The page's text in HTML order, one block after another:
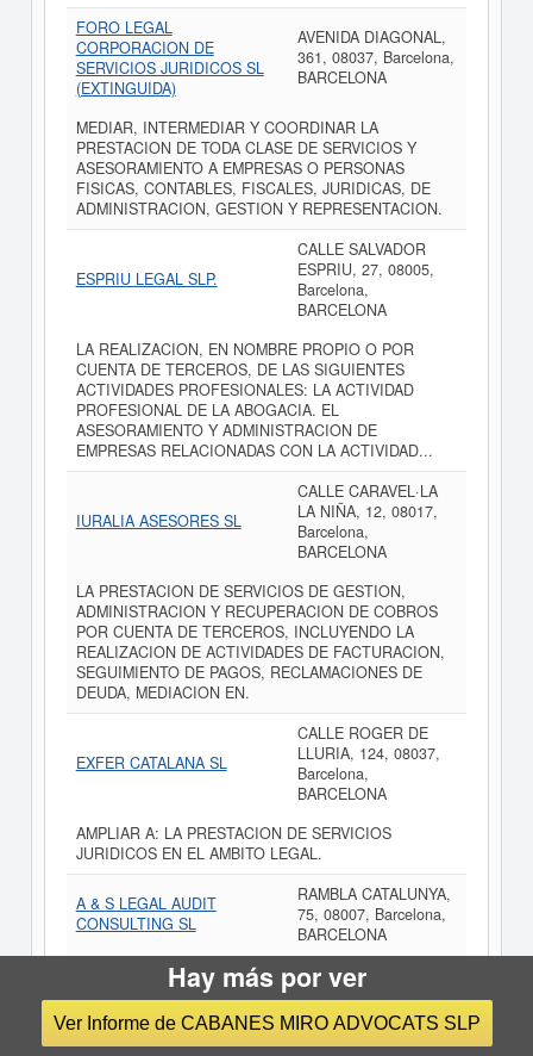
FORO LEGAL
CORPORACION DE
SERVICIOS JURIDICOS SL
(EXTINGUIDA)
AVENIDA DIAGONAL,
361, 08037, Barcelona,
BARCELONA
MEDIAR, INTERMEDIAR Y COORDINAR LA
PRESTACION DE TODA CLASE DE SERVICIOS Y
ASESORAMIENTO A EMPRESAS O PERSONAS
FISICAS, CONTABLES, FISCALES, JURIDICAS, DE
ADMINISTRACION, GESTION Y REPRESENTACION.
ESPRIU LEGAL SLP.
CALLE SALVADOR
ESPRIU, 27, 08005,
Barcelona,
BARCELONA
LA REALIZACION, EN NOMBRE PROPIO O POR
CUENTA DE TERCEROS, DE LAS SIGUIENTES
ACTIVIDADES PROFESIONALES: LA ACTIVIDAD
PROFESIONAL DE LA ABOGACIA. EL
ASESORAMIENTO Y ADMINISTRACION DE
EMPRESAS RELACIONADAS CON LA ACTIVIDAD...
IURALIA ASESORES SL
CALLE CARAVEL·LA
LA NIÑA, 12, 08017,
Barcelona,
BARCELONA
LA PRESTACION DE SERVICIOS DE GESTION,
ADMINISTRACION Y RECUPERACION DE COBROS
POR CUENTA DE TERCEROS, INCLUYENDO LA
REALIZACION DE ACTIVIDADES DE FACTURACION,
SEGUIMIENTO DE PAGOS, RECLAMACIONES DE
DEUDA, MEDIACION EN.
EXFER CATALANA SL
CALLE ROGER DE
LLURIA, 124, 08037,
Barcelona,
BARCELONA
AMPLIAR A: LA PRESTACION DE SERVICIOS
JURIDICOS EN EL AMBITO LEGAL.
A & S LEGAL AUDIT
CONSULTING SL
RAMBLA CATALUNYA,
75, 08007, Barcelona,
BARCELONA
EL EJERCICIO DE LA ACTIVIDAD PROFESIONAL.
PROPIA DE LA ABOGACIA Y CONSULTORIA,
DESARROLLANDOLA LA SOCIEDAD EN REGIMEN DE
INTERMEDIACION ENTRE EL CLIENTE Y EL
Hay más por ver
Ver Informe de CABANES MIRO ADVOCATS SLP